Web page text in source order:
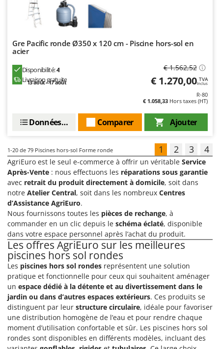
Gre Pacific ronde Ø350 x 120 cm - Piscine hors-sol en
acier
Disponibilité:4
Livraison gratuite
13 août - 17 août
€ 1.562,52
€ 1.270,00 TVA
Inclus
R-80
€ 1.058,33 Hors taxes (HT)
Ajouter
Comparer
Données techniques
1-20 de 79 Piscines hors-sol Forme ronde 1 2 3 4
AgriEuro est le seul e-commerce à offrir un véritable Service
Après-Vente : nous effectuons les réparations sous garantie
avec retrait du produit directement à domicile, soit dans
notre Atelier Central, soit dans les nombreux Centres
d’Assistance AgriEuro.
Nous fournissons toutes les pièces de rechange, à
commander en un clic depuis le schéma éclaté, disponible
dans votre espace personnel après l’achat du produit.
Les offres AgriEuro sur les meilleures
piscines hors sol rondes
Les piscines hors sol rondes représentent une solution
pratique et fonctionnelle pour ceux qui souhaitent aménager
un espace dédié à la détente et au divertissement dans le
jardin ou dans d’autres espaces extérieurs. Ces produits se
distinguent par leur structure circulaire, idéale pour favoriser
une distribution homogène de l’eau et pour rendre chaque
moment d’utilisation confortable et sûr. Les piscines hors sol
rondes sont disponibles en différents modèles, incluant des